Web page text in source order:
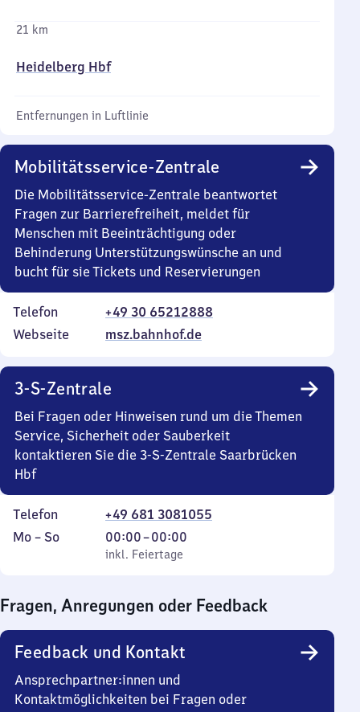
21 km
Heidelberg Hbf
Entfernungen in Luftlinie
Mobilitätsservice-Zentrale
Die Mobilitätsservice-Zentrale beantwortet
Fragen zur Barrierefreiheit, meldet für
Menschen mit Beeinträchtigung oder
Behinderung Unterstützungswünsche an und
bucht für sie Tickets und Reservierungen
Telefon
+49 30 65212888
Webseite
msz.bahnhof.de
3-S-Zentrale
Bei Fragen oder Hinweisen rund um die Themen
Service, Sicherheit oder Sauberkeit
kontaktieren Sie die 3-S-Zentrale Saarbrücken
Hbf
Telefon
+49 681 3081055
Montag
Mo – So,
inkl. Feiertage
00:00–00:00
Von
0
0
Uhr
inkl. Feiertage
Fragen, Anregungen oder Feedback
Feedback und Kontakt
Ansprechpartner:innen und
Kontaktmöglichkeiten bei Fragen oder